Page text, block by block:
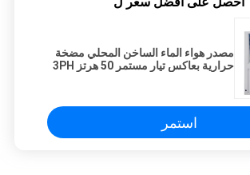
مصدر هواء الماء الساخن المحلي مضخة
حرارية بعاكس تيار مستمر 50 هرتز 3PH
استمر